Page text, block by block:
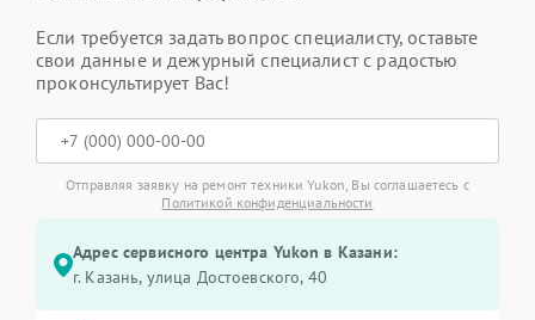
Если требуется задать вопрос специалисту, оставьте
свои данные и дежурный специалист с радостью
проконсультирует Вас!
Отправляя заявку на ремонт техники Yukon, Вы соглашаетесь с
Политикой конфиденциальности
Адрес сервисного центра Yukon в Казани:
г. Казань, улица Достоевского, 40